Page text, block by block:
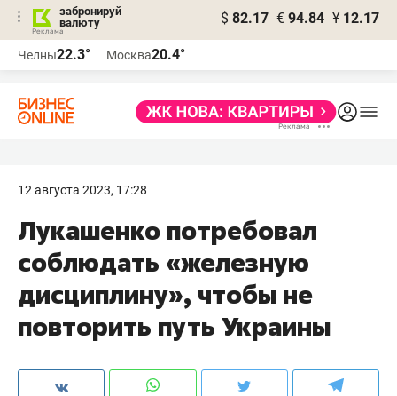
забронируй
валюту
$ 82.17 € 94.84 ¥ 12.17
Челны22.3° Москва20.4°
12 августа 2023, 17:28
Лукашенко потребовал
соблюдать «железную
дисциплину», чтобы не
повторить путь Украины